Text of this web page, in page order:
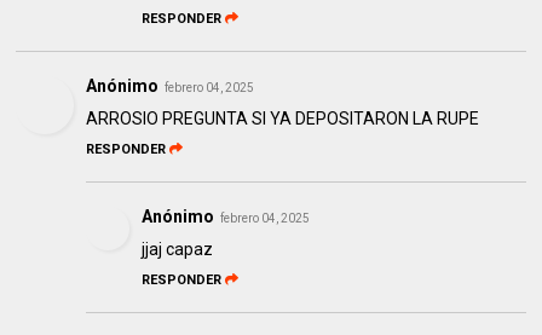
RESPONDER
Anónimo febrero 04, 2025
ARROSIO PREGUNTA SI YA DEPOSITARON LA RUPE
RESPONDER
Anónimo febrero 04, 2025
jjaj capaz
RESPONDER